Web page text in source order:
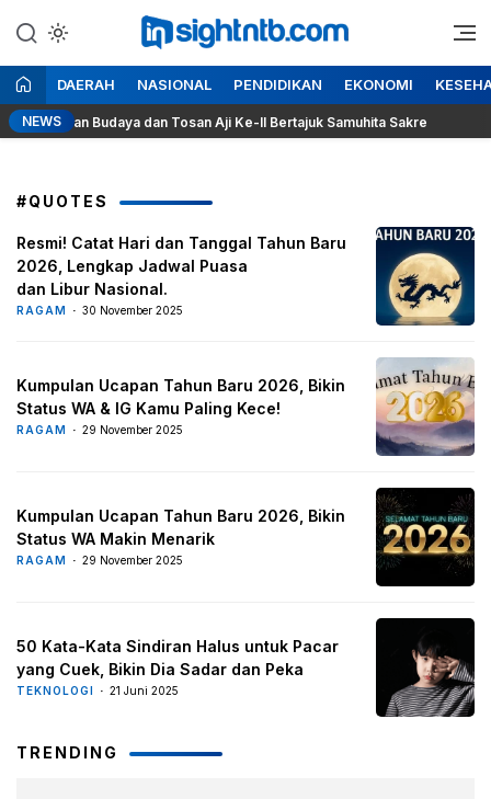
ke
konten
Insight NTB
Berita Seputar NTB
DAERAH NASIONAL PENDIDIKAN EKONOMI
NEWSBudaya dan Tosan Aji Ke-II Bertajuk Samuhita Sakre
#QUOTES
Resmi! Catat Hari dan Tanggal Tahun Baru
2026, Lengkap Jadwal Puasa
dan Libur Nasional.
RAGAM 30 November 2025
Kumpulan Ucapan Tahun Baru 2026, Bikin
Status WA & IG Kamu Paling Kece!
RAGAM 29 November 2025
Kumpulan Ucapan Tahun Baru 2026, Bikin
Status WA Makin Menarik
RAGAM 29 November 2025
50 Kata-Kata Sindiran Halus untuk Pacar
yang Cuek, Bikin Dia Sadar dan Peka
TEKNOLOGI 21 Juni 2025
TRENDING